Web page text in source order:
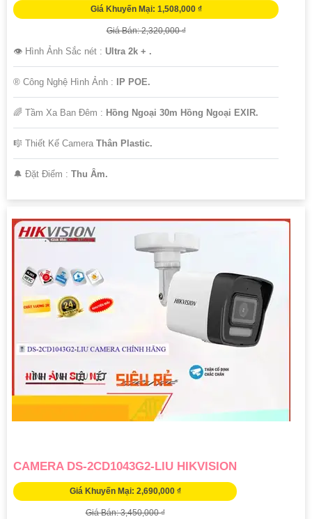
Giá Khuyến Mại: 1,508,000 ₫
Giá Bán: 2,320,000 ₫
👁 Hình Ảnh Sắc nét : Ultra 2k + .
®️ Công Nghệ Hình Ảnh : IP POE.
🌈 Tầm Xa Ban Đêm : Hồng Ngoại 30m Hồng Ngoại EXIR.
🎼️ Thiết Kế Camera Thân Plastic.
️🔔 Đặt Điểm : Thu Âm.
CAMERA DS-2CD1043G2-LIU HIKVISION
Giá Khuyến Mại: 2,690,000 ₫
Giá Bán: 3,450,000 ₫